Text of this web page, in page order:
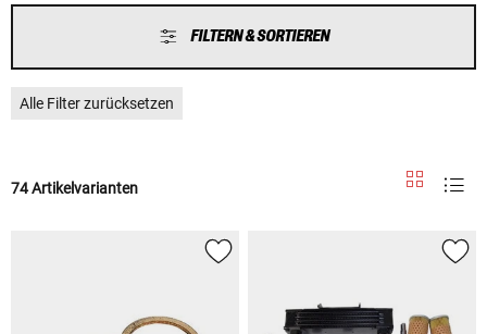
FILTERN & SORTIEREN
Alle Filter zurücksetzen
74 Artikelvarianten